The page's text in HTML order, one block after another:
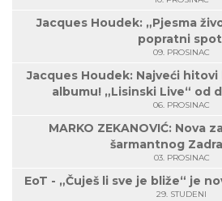
Jacques Houdek: „Pjesma
popratni
09. PROSINAC
Jacques Houdek: Najveći
albumu! „Lisinski Live“ od
06. PROSINAC
MARKO ZEKANOVIĆ: Nova
šarmantnog
03. PROSINAC
EoT - „Čuješ li sve je bliže“ je
29. STUDENI